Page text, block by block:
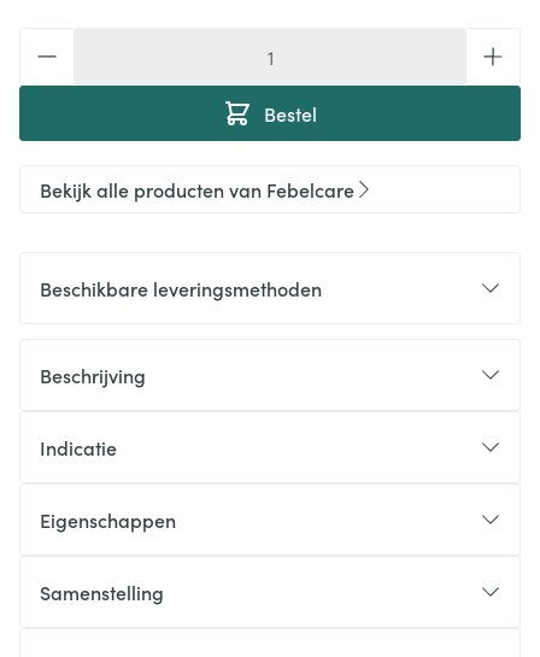
Bestel
Bekijk alle producten van Febelcare
Beschikbare leveringsmethoden
Beschrijving
Indicatie
Eigenschappen
Samenstelling